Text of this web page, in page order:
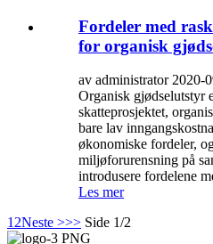
Fordeler med
for organisk
av administrator 2020-
Organisk gjødselutstyr
skatteprosjektet,
bare lav
økonomiske fordeler,
miljøforurensning på
introdusere fordelene
Les mer
1 2Neste >>> Side 1/2